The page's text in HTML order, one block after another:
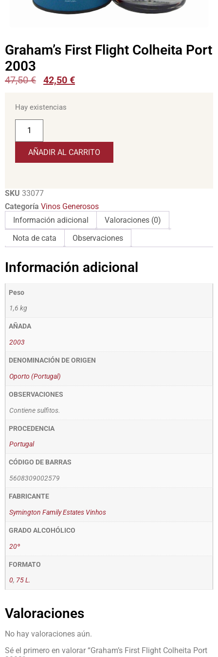
Graham’s First Flight Colheita Port
2003
47,50€ 42,50 €
Hay existencias
AÑADIR AL CARRITO
SKU 33077
Categoría Vinos Generosos
Información adicional
Valoraciones (0)
Nota de cata
Observaciones
Información adicional
Peso
1,6 kg
AÑADA
2003
DENOMINACIÓN DE ORIGEN
Oporto (Portugal)
OBSERVACIONES
Contiene sulfitos.
PROCEDENCIA
Portugal
CÓDIGO DE BARRAS
5608309002579
FABRICANTE
Symington Family Estates Vinhos
GRADO ALCOHÓLICO
20º
FORMATO
0, 75 L.
Valoraciones
No hay valoraciones aún.
Sé el primero en valorar “Graham’s First Flight Colheita Port